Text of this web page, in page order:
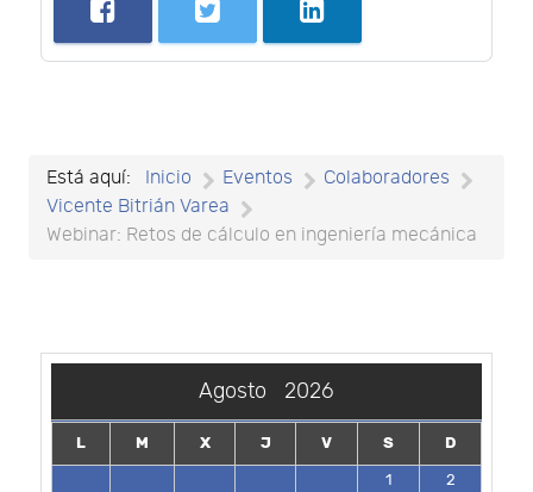
Está aquí: Inicio Eventos
Colaboradores
Vicente Bitrián Varea
Webinar: Retos de cálculo en ingeniería mecánica
Agosto 2026
L M X J V S
D
1
2